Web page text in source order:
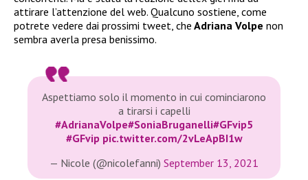
attirare l’attenzione del web. Qualcuno sostiene, come
potrete vedere dai prossimi tweet, che Adriana Volpe non
sembra averla presa benissimo.
Aspettiamo solo il momento in cui cominciarono
a tirarsi i capelli
#AdrianaVolpe#SoniaBruganelli#GFvip5
#GFvip pic.twitter.com/2vLeApBI1w
— Nicole (@nicolefanni) September 13, 2021